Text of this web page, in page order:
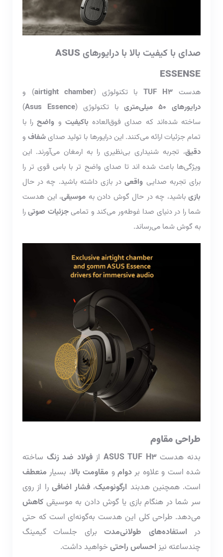
صدای با کیفیت بالا با درایورهای ASUS
ESSENSE
هدست TUF H3 با تکنولوژی (airtight chamber) و
درایورهای 50 میلی‌متری
با تکنولوژی (Asus Essence
)
ساخته شده‌اند که صدای فوق‌العاده باکیفیت و واضح را با
تمام جزئیات ارائه می‌کنند. این درایورها با تولید صدایشفاف و
دقیق، تجربه شنیداری بی‌نظیری را به ارمغان می‌آورند. این
ویژگی‌ها باعث شده اند تا صدای واضح تر با باس قوی تر را
برای تجربه صدایی واقعی در بازی داشته باشید. چه در حال
بازیباشید، چه در حال گوش دادن به موسیقی، این هدست
شما را در دنیای صدا غوطه‌ور می‌کند و تمامیجزئیات صوتیرا
به گوش شما می‌رساند.
طراحی مقاوم
بدنه هدست ASUS TUF H3 ازفولاد ضد زنگ ساخته
شده است و علاوه بر دوامو مقاومت بالا، بسیار منعطف
است. همچنین هدبند ارگونومیک، فشار اضافی را از روی
سر شما در هنگام بازی یا گوش دادن به موسیقی کاهش
می‌دهد. طراحی کلی این هدست به‌گونه‌ای است که حتی
در استفاده‌های طولانی‌مدتبرای جلسات گیمینگ
چندساعته نیز احساس راحتی خواهید داشت.